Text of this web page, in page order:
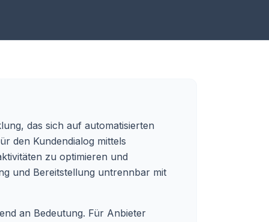
das sich auf automatisierten
den Kundendialog mittels
zu optimieren und
und Bereitstellung untrennbar mit
an Bedeutung. Für Anbieter